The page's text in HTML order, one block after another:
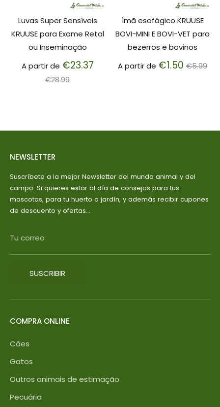
Luvas Super Sensíveis
KRUUSE para Exame Retal
ou Inseminação
A partir de €23.37Preço
€28.99
Ímã esofágico KRUUSE
BOVI-MINI E BOVI-VET para
bezerros e bovinos
A partir de €1.50 Preço
€5.99
NEWSLETTER
Suscríbete a la mejor Newsletter del mundo animal y del
campo. Si quieres estar al día de consejos para tus
mascotas, para tu huerto o jardín, y además recibir cupones
de descuento y ofertas...
Tu correo
SUSCRIBIR
COMPRA ONLINE
Cães
Gatos
Outros animais de estimação
Pecuária